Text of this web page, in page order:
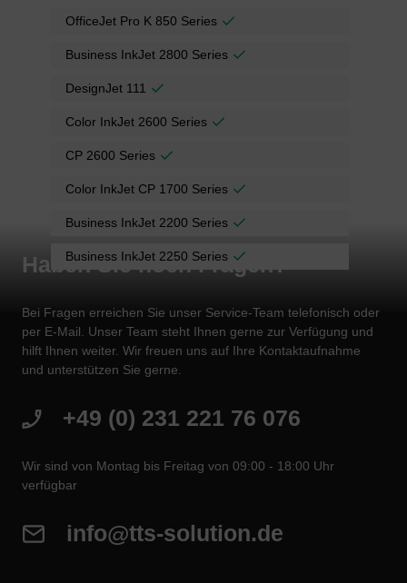
OfficeJet Pro K 850 Series
Business InkJet 2800 Series
DesignJet 111
Color InkJet 2600 Series
CP 2600 Series
Color InkJet CP 1700 Series
Business InkJet 2200 Series
Business InkJet 2250 Series
Haben Sie noch Fragen?
Bei Fragen erreichen Sie unser Service-Team telefonisch oder
per E-Mail. Unser Team steht Ihnen gerne zur Verfügung und
hilft Ihnen weiter. Wir freuen uns auf Ihre Kontaktaufnahme
und unterstützen Sie gerne.
+49 (0) 231 221 76 076
Wir sind von Montag bis Freitag von 09:00 - 18:00 Uhr
verfügbar
info@tts-solution.de